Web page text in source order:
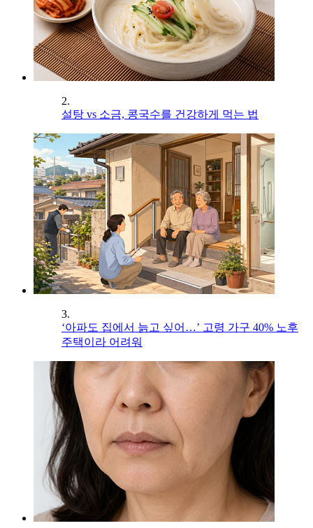
2.
설탕 vs 소금, 콩국수를 건강하게 먹는 법
3.
‘아파도 집에서 늙고 싶어…’ 고령 가구 40% 노후
주택이라 어려워